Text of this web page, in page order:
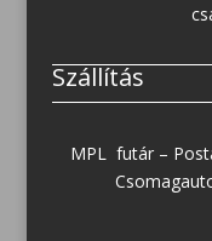
Szállítás
MPL futár –